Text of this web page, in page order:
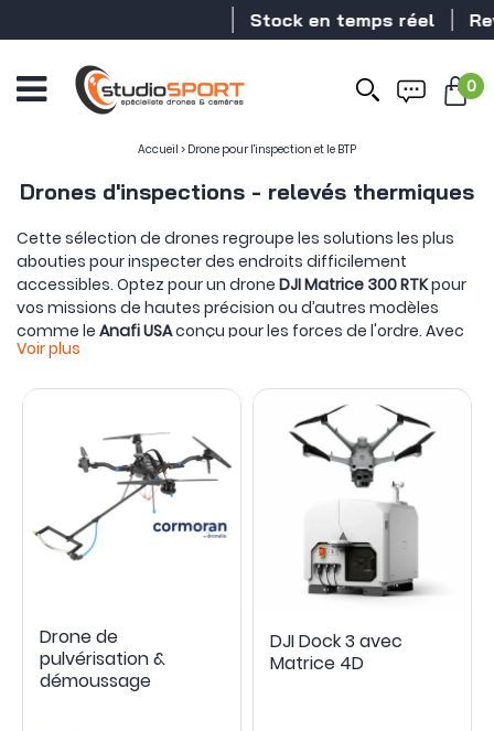
Stock en temps réel
0
Accueil > Drone pour l'inspection et le BTP
Drones d'inspections - relevés thermiques
Cette sélection de drones regroupe les solutions les plus
abouties pour inspecter des endroits difficilement
accessibles. Optez pour un drone DJI Matrice 300 RTKpour
vos missions de hautes précision ou d’autres modèles
comme le Anafi USAconçu pour les forces de l'ordre. Avec
les récents
d'inspection du fait de leur compacité à toute épreuve.
studioSPORT et ABOT restent à votre disposition pour
étudier toute configuration particulière et sont à même de
vous proposer dessolutions drones sur-mesure .
Voir plus
Drone de
pulvérisation &
démoussage
DJI Dock 3 avec
Matrice 4D